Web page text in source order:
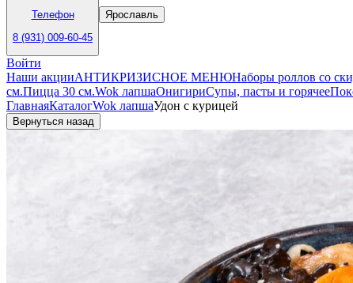
Телефон
8 (931) 009-60-45
Ярославль
Войти
Наши акцииАНТИКРИЗИСНОЕ МЕНЮНаборы роллов со
см.Пицца 30 см.Wok лапшаОнигириСупы, пасты и горячее
ГлавнаяКаталогWok лапшаУдон с курицей
Вернуться назад